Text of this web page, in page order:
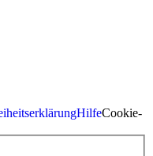
HilfeCookie-